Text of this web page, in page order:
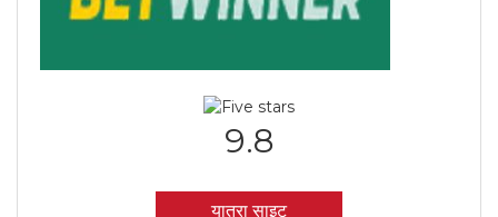
9.8
यात्रा साइट